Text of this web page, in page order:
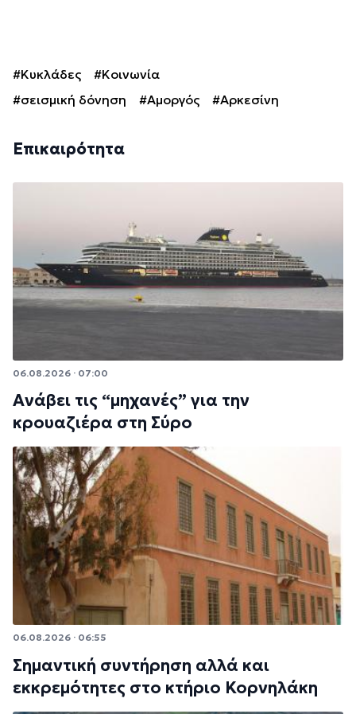
#Κυκλάδες
#Κοινωνία
#σεισμική δόνηση
#Αμοργός #Αρκεσίνη
Επικαιρότητα
06.08.2026 · 07:00
Ανάβει τις “μηχανές” για την
κρουαζιέρα στη Σύρο
06.08.2026 · 06:55
Σημαντική συντήρηση αλλά και
εκκρεμότητες στο κτήριο Κορνηλάκη